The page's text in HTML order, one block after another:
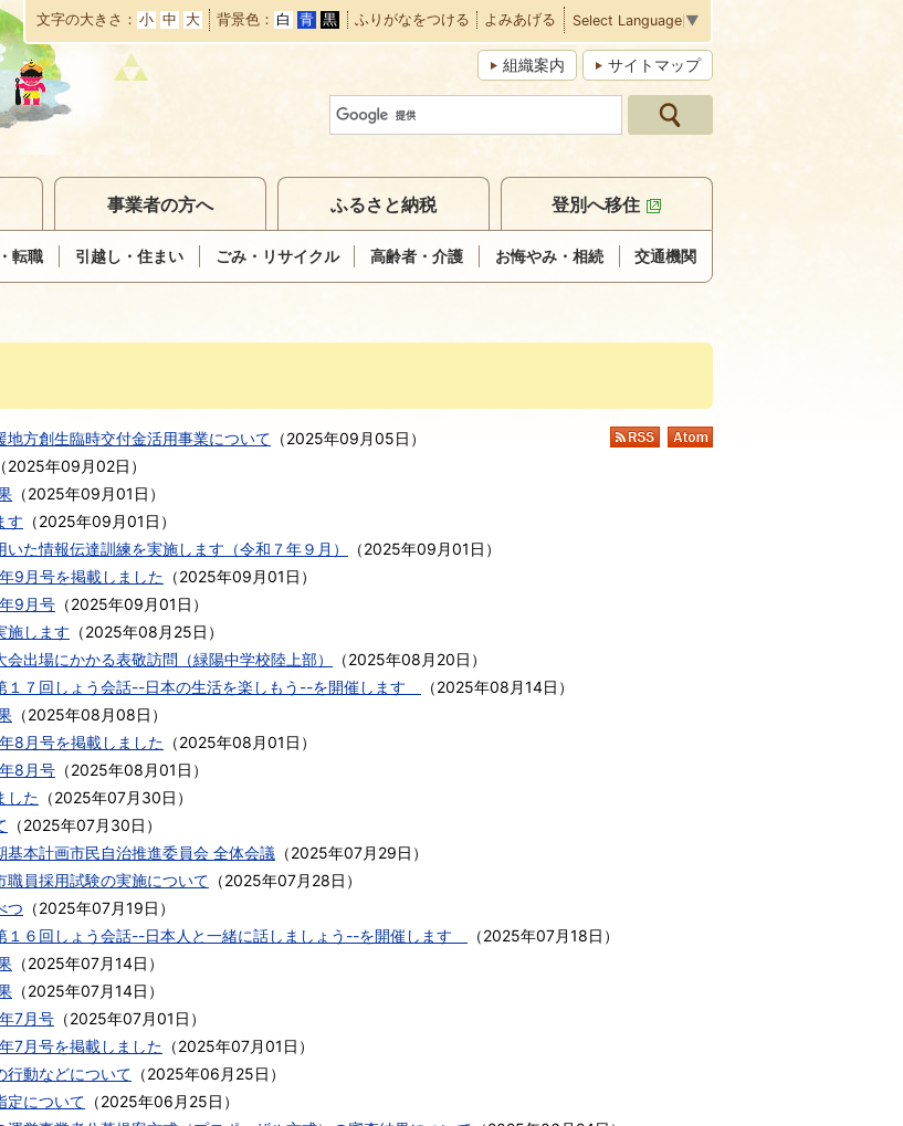
本
文
へ
移
動
文字の大きさ 小 中 大 背景色 白 青 黒 ふりがなをつける よみあげる Select Language ▼
組織案内 サイトマップ
転職 引越し・住まい ごみ・リサイクル 高齢者・介護 お悔やみ・相続 交通機関
事業者の方へ ふるさと納税 登別へ移住
RSS
地方創生臨時交付金活用事業について （2025年09月05日 ）
（2025年09月02日 ）
（2025年09月01日 ）
す （2025年09月01日 ）
た情報伝達訓練を実施します（令和７年９月）
（2025年09月01日 ）
9月号を掲載しました （2025年09月01日 ）
9月号 （2025年09月01日 ）
施します （2025年08月25日 ）
出場にかかる表敬訪問（緑陽中学校陸上部）
（2025年08月20日 ）
１７回しょう会話--日本の生活を楽しもう--を開催します
（2025年08月14日 ）
（2025年08月08日 ）
8月号を掲載しました （2025年08月01日 ）
8月号 （2025年08月01日 ）
した （2025年07月30日 ）
（2025年07月30日 ）
基本計画市民自治推進委員会 全体会議 （2025年07月29日 ）
職員採用試験の実施について （2025年07月28日 ）
つ （2025年07月19日 ）
１６回しょう会話--日本人と一緒に話しましょう--を開催します
（2025年07月18日 ）
（2025年07月14日 ）
（2025年07月14日 ）
7月号 （2025年07月01日 ）
7月号を掲載しました （2025年07月01日 ）
行動などについて （2025年06月25日 ）
定について （2025年06月25日 ）